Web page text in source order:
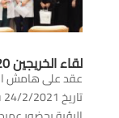
لقاء الخريجين 2020
عقد على هامش